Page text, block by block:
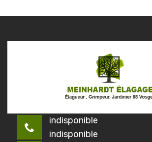
indisponible
indisponible